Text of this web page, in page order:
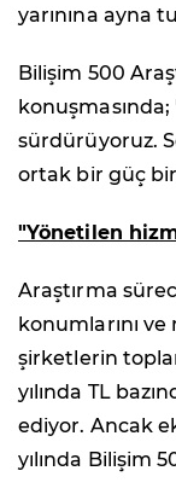
yarınına ayna
Bilişim 500
sürdürüyoruz.
ortak bir güç
"Yönetilen
Araştırma
konumlarını
şirketlerin
yılında TL
ediyor. Ancak
yılında Bilişim